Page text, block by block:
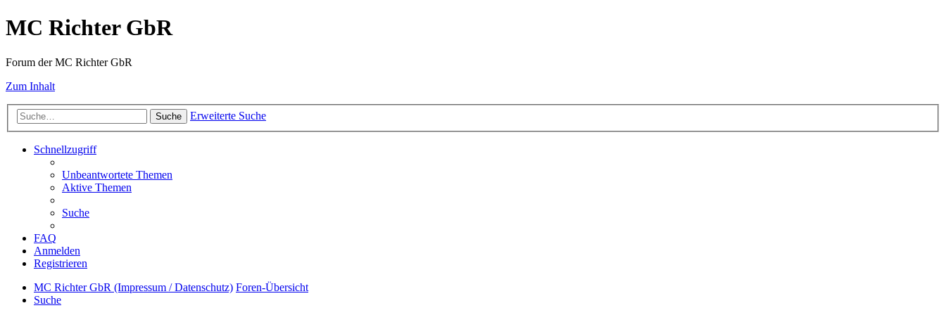
MC Richter GbR
Forum der MC Richter GbR
Zum Inhalt
Suche Erweiterte Suche
Schnellzugriff
Unbeantwortete Themen
Aktive Themen
Suche
FAQ
Anmelden
Registrieren
MC Richter GbR (Impressum / Datenschutz) Foren-Übersicht
Suche